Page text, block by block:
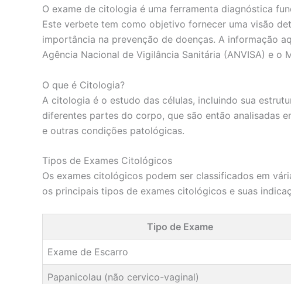
O exame de citologia é uma ferramenta diagnóstica
Este verbete tem como objetivo fornecer uma visão
importância na prevenção de doenças. A informação
Agência Nacional de Vigilância Sanitária (ANVISA) e o
O que é Citologia?
A citologia é o estudo das células, incluindo sua
diferentes partes do corpo, que são então analisadas
e outras condições patológicas.
Tipos de Exames Citológicos
Os exames citológicos podem ser classificados em
os principais tipos de exames citológicos e suas
Tipo de Exame
Exame de Escarro
Papanicolau (não cervico-vaginal)